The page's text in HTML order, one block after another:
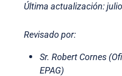
Última actualización:
Revisado por:
Sr. Robert Cornes
EPAG)